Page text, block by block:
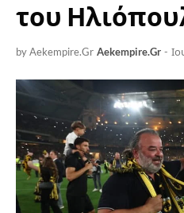
του
by Aekempire.Gr Aekempire.Gr -